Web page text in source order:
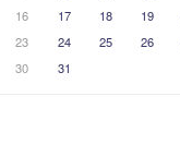
16
17 18 19
23
24 25 26
30
31